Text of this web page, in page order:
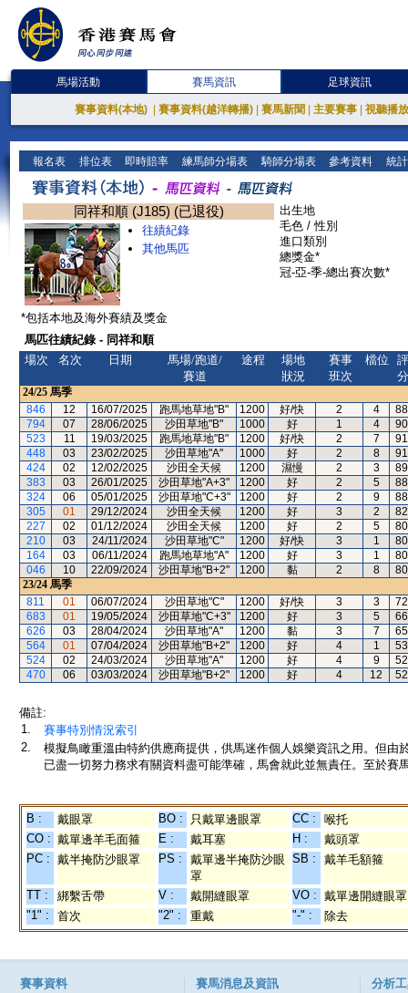
馬場活動 賽馬資訊 足球資訊
賽事資料(本地) 賽事資料(越洋轉播) 賽馬新聞 主要賽事 視聽播
報名表 排位表 即時賠率 練馬師分場表 騎師分場表 參考資料 統
同祥和順 (J185) (已退役)
往績紀錄
其他馬匹
出生地
毛色 / 性別
進口類別
總獎金*
冠-亞-季-總出賽次數*
*包括本地及海外賽績及獎金
馬匹往績紀錄 - 同祥和順
場次
名次 日期
馬場/跑道/
賽道
途程
場地
狀況
賽事
班次
檔位
評
分
24/25 馬季
846
12 16/07/2025 跑馬地草地"B" 1200 好/快 2 4
88
794
07 28/06/2025 沙田草地"B" 1000 好 1 4
90
523
11 19/03/2025 跑馬地草地"B" 1200 好/快 2 7
91
448
03 23/02/2025 沙田草地"A" 1000 好 2 8
91
424
02 12/02/2025 沙田全天候 1200 濕慢 2 3
89
383
03 26/01/2025 沙田草地"A+3" 1200 好 2 5
88
324
06 05/01/2025 沙田草地"C+3" 1200 好 2 9
88
305
01 29/12/2024 沙田全天候 1200 好 3 2
82
227
02 01/12/2024 沙田全天候 1200 好 2 5
80
210
03 24/11/2024 沙田草地"C" 1200 好/快 3 1
80
164
03 06/11/2024 跑馬地草地"A" 1200 好 3 1
80
046
10 22/09/2024 沙田草地"B+2" 1200 黏 2 8
80
23/24 馬季
811
01 06/07/2024 沙田草地"C" 1200 好/快 3 3
72
683
01 19/05/2024 沙田草地"C+3" 1200 好 3 5
66
626
03 28/04/2024 沙田草地"A" 1200 黏 3 7
65
564
01 07/04/2024 沙田草地"B+2" 1200 好 4 1
53
524
02 24/03/2024 沙田草地"A" 1200 好 4 9
52
470
06 03/03/2024 沙田草地"B+2" 1200 好 4 12 52
備註:
1.
賽事特別情況索引
2.
模擬鳥瞰重溫由特約供應商提供，供馬迷作個人娛樂資訊之用。但
已盡一切努力務求有關資料盡可能準確，馬會就此並無責任。至於賽
B : 戴眼罩 BO : 只戴單邊眼罩 CC :
喉托
CO : 戴單邊羊毛面箍 E : 戴耳塞 H :
戴頭罩
PC : 戴半掩防沙眼罩 PS :
戴單邊半掩防沙眼
罩
SB : 戴羊毛額箍
TT : 綁繫舌帶 V : 戴開縫眼罩 VO : 戴單邊開縫眼罩
"1" :
首次 "2" : 重戴 "-" : 除去
賽事資料 賽馬消息及資訊 分析